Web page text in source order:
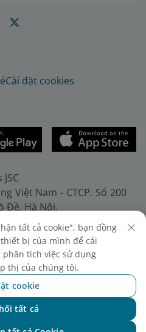
Cài đặt cookies
Việt Nam - CTCP. Số 200
Đề, Hà Nội.
Fax: (+84-24)
ký doanh nghiệp, mã số
đăng ký lần đầu ngày
đổi lần thứ 10 ngày
chính Thành phố Hà Nội.
tất cả cookie", bạn đồng
bị của mình để cải
tích việc sử dụng
thị của chúng tôi.
cookie
tất cả